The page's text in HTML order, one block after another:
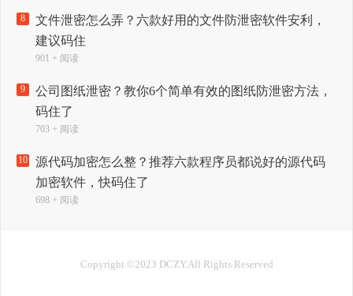
8
文件泄密怎么弄？六款好用的文件防泄密软件安利，
建议码住
901 + 阅读
9
公司图纸泄密？教你6个简单有效的图纸防泄密方法，
码住了
703 + 阅读
10
源代码加密怎么整？推荐六款程序员都说好的源代码
加密软件，快码住了
698 + 阅读
Copyright ©2023 DCZY.All Rights Reserved